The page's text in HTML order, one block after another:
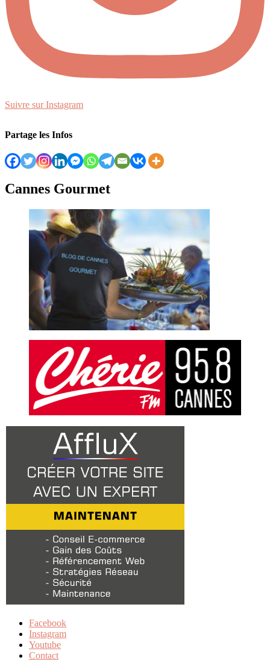
Suivre sur Instagram
Partage les Infos
Cannes Gourmet
Facebook
Instagram
Youtube
Contact